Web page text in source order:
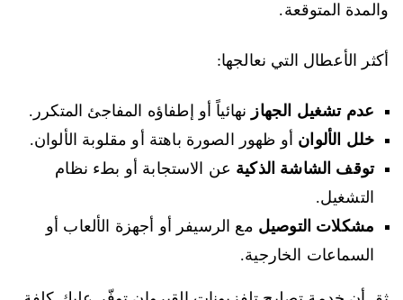
والمدة المتوقعة.
أكثر الأعطال التي نعالجها:
عدم تشغيل الجهاز نهائياً أو إطفاؤه المفاجئ المتكرر.
خلل الألوان أو ظهور الصورة باهتة أو مقلوبة الألوان.
توقف الشاشة الذكية عن الاستجابة أو بطء نظام
التشغيل.
مشكلات التوصيل مع الرسيفر أو أجهزة الألعاب أو
السماعات الخارجية.